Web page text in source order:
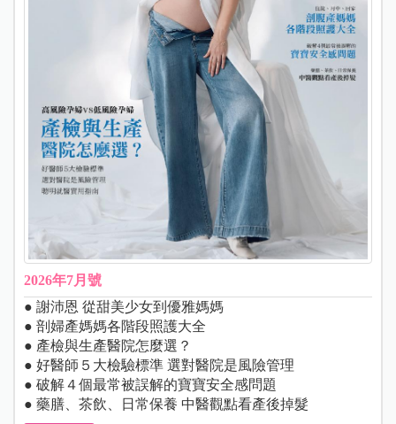
2026年7月號
● 謝沛恩 從甜美少女到優雅媽媽
● 剖婦產媽媽各階段照護大全
● 產檢與生產醫院怎麼選？
● 好醫師５大檢驗標準 選對醫院是風險管理
● 破解４個最常被誤解的寶寶安全感問題
● 藥膳、茶飲、日常保養 中醫觀點看產後掉髮